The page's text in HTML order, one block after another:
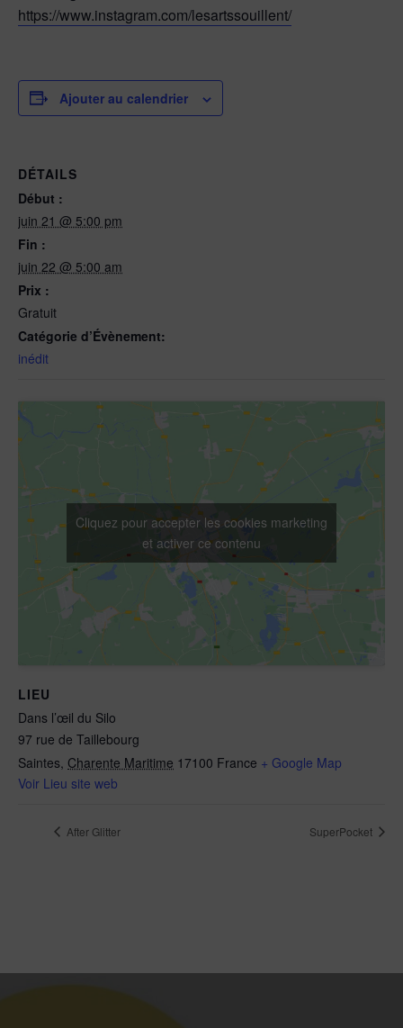
https://www.instagram.com/lesartssouillent/
Ajouter au calendrier
DÉTAILS
Début :
juin 21 @ 5:00 pm
Fin :
juin 22 @ 5:00 am
Prix :
Gratuit
Catégorie d’Évènement:
inédit
LIEU
Dans l’œil du Silo
97 rue de Taillebourg
Saintes, Charente Maritime 17100 France + Google Map
Voir Lieu site web
Cliquez pour accepter les cookies marketing
et activer ce contenu
After Glitter SuperPocket